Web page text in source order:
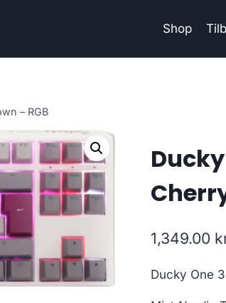
Shop
– RGB
1,349.00
Ducky One 3